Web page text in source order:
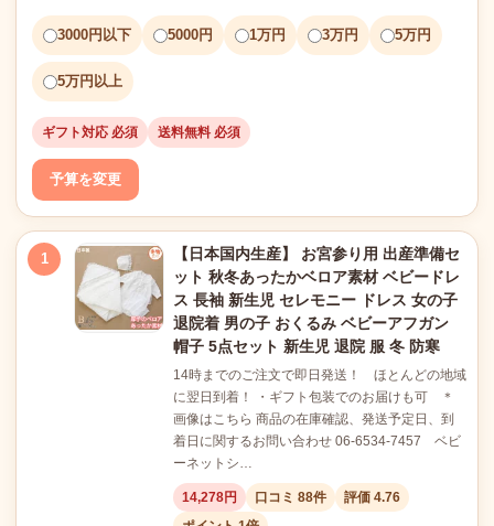
3000円以下 5000円 1万円 3万円 5万円
5万円以上
ギフト対応 必須 送料無料 必須
予算を変更
1
【日本国内生産】 お宮参り用 出産準備セ
ット 秋冬あったかベロア素材 ベビードレ
ス 長袖 新生児 セレモニー ドレス 女の子
退院着 男の子 おくるみ ベビーアフガン
帽子 5点セット 新生児 退院 服 冬 防寒
14時までのご注文で即日発送！ ほとんどの地域
に翌日到着！ ・ギフト包装でのお届けも可 ＊
画像はこちら 商品の在庫確認、発送予定日、到
着日に関するお問い合わせ 06-6534-7457 ベビ
ーネットシ…
14,278円 口コミ 88件
評価 4.76